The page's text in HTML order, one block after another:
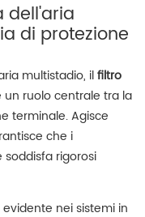
dell'aria
di protezione
multistadio, ilfiltro
un ruolo centrale tra la
terminale. Agisce
che i
rigorosi
nei sistemi in